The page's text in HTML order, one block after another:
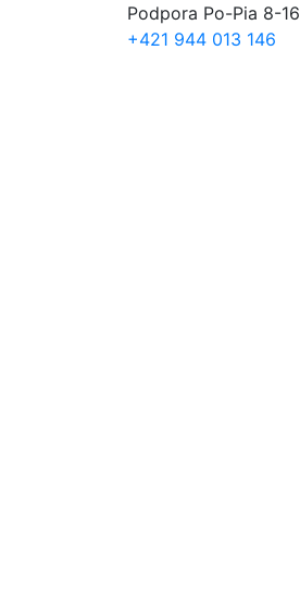
Podpora Po-Pia 8-16
+421 944 013 146